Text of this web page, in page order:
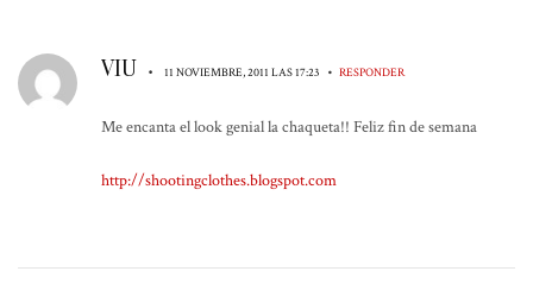
VIU • 11 NOVIEMBRE, 2011 LAS 17:23 • RESPONDER
Me encanta el look genial la chaqueta!! Feliz fin de semana
http://shootingclothes.blogspot.com